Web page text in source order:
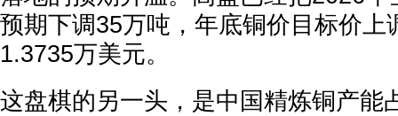
预期下调35万吨，年底铜价目标价上
1.3735万美元。
这盘棋的另一头，是中国精炼铜产能